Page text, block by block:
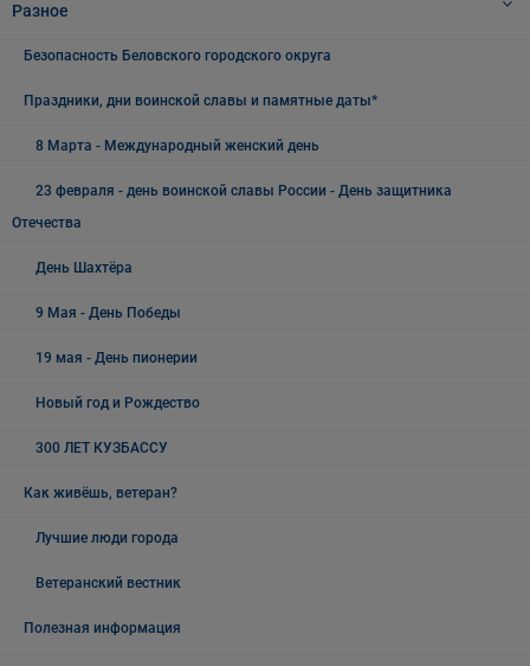
Разное
Безопасность Беловского городского округа
Праздники, дни воинской славы и памятные даты*
8 Марта - Международный женский день
23 февраля - день воинской славы России - День защитника
Отечества
День Шахтёра
9 Мая - День Победы
19 мая - День пионерии
Новый год и Рождество
300 ЛЕТ КУЗБАССУ
Как живёшь, ветеран?
Лучшие люди города
Ветеранский вестник
Полезная информация